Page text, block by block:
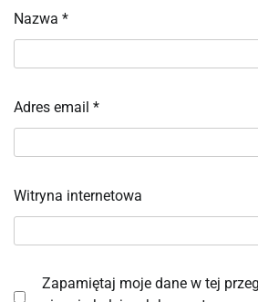
Nazwa *
Adres email *
Witryna internetowa
Zapamiętaj moje dane w tej